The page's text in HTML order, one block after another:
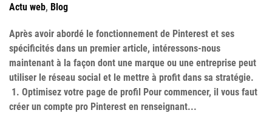
Actu web, Blog
Après avoir abordé le fonctionnement de Pinterest et ses
spécificités dans un premier article, intéressons-nous
maintenant à la façon dont une marque ou une entreprise peut
utiliser le réseau social et le mettre à profit dans sa stratégie.
1. Optimisez votre page de profil Pour commencer, il vous faut
créer un compte pro Pinterest en renseignant...